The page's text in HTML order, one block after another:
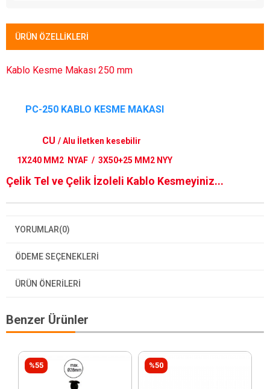
ÜRÜN ÖZELLIKLERI
Kablo Kesme Makası 250 mm
PC-250 KABLO KESME MAKASI
CU /Alu İletken kesebilir
1X240 MM2 NYAF / 3X50+25 MM2 NYY
Çelik Tel ve Çelik İzoleli Kablo Kesmeyiniz...
YORUMLAR(0)
ÖDEME SEÇENEKLERI
ÜRÜN ÖNERILERI
Benzer Ürünler
%55 %50